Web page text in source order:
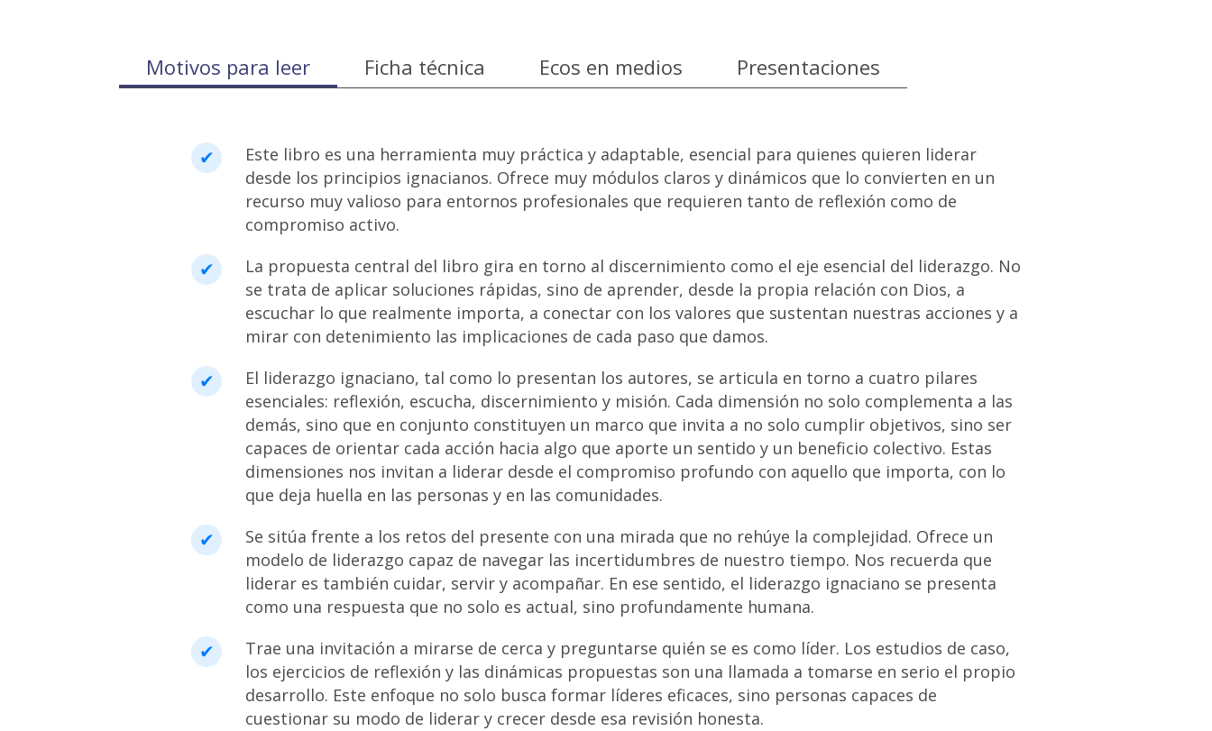
Motivos para leer Ficha técnica Ecos en medios Presentaciones
Este libro es una herramienta muy práctica y adaptable, esencial para quienes quieren liderar
desde los principios ignacianos. Ofrece muy módulos claros y dinámicos que lo convierten en un
recurso muy valioso para entornos profesionales que requieren tanto de reflexión como de
compromiso activo.
La propuesta central del libro gira en torno al discernimiento como el eje esencial del liderazgo. No
se trata de aplicar soluciones rápidas, sino de aprender, desde la propia relación con Dios, a
escuchar lo que realmente importa, a conectar con los valores que sustentan nuestras acciones y a
mirar con detenimiento las implicaciones de cada paso que damos.
El liderazgo ignaciano, tal como lo presentan los autores, se articula en torno a cuatro pilares
esenciales: reflexión, escucha, discernimiento y misión. Cada dimensión no solo complementa a las
demás, sino que en conjunto constituyen un marco que invita a no solo cumplir objetivos, sino ser
capaces de orientar cada acción hacia algo que aporte un sentido y un beneficio colectivo. Estas
dimensiones nos invitan a liderar desde el compromiso profundo con aquello que importa, con lo
que deja huella en las personas y en las comunidades.
Se sitúa frente a los retos del presente con una mirada que no rehúye la complejidad. Ofrece un
modelo de liderazgo capaz de navegar las incertidumbres de nuestro tiempo. Nos recuerda que
liderar es también cuidar, servir y acompañar. En ese sentido, el liderazgo ignaciano se presenta
como una respuesta que no solo es actual, sino profundamente humana.
Trae una invitación a mirarse de cerca y preguntarse quién se es como líder. Los estudios de caso,
los ejercicios de reflexión y las dinámicas propuestas son una llamada a tomarse en serio el propio
desarrollo. Este enfoque no solo busca formar líderes eficaces, sino personas capaces de
cuestionar su modo de liderar y crecer desde esa revisión honesta.